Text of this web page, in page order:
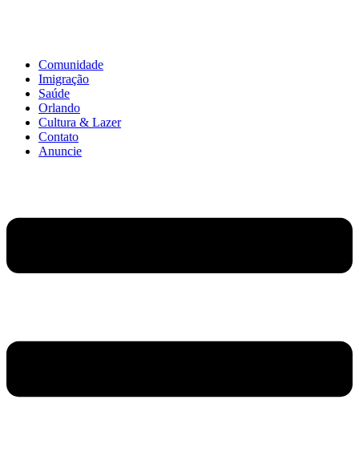
Comunidade
Imigração
Saúde
Orlando
Cultura & Lazer
Contato
Anuncie